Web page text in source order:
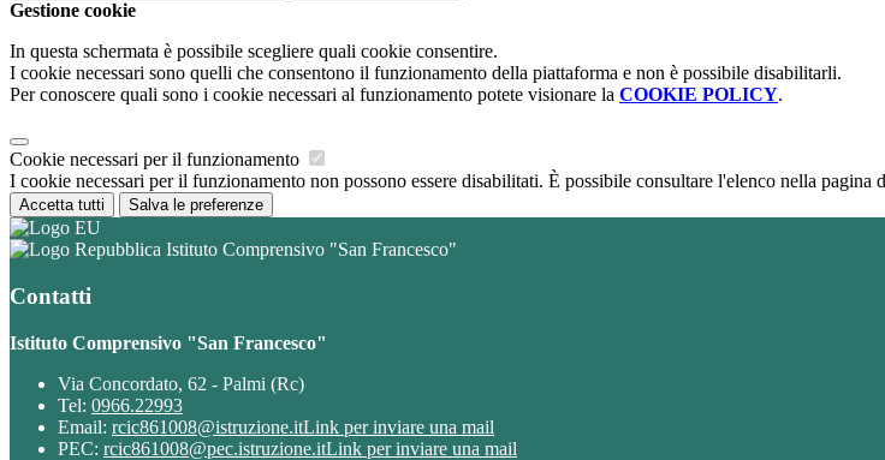
Gestione cookie
In questa schermata è possibile scegliere quali cookie consentire.
I cookie necessari sono quelli che consentono il funzionamento della piattaforma e non è possibile disabilitarli.
Per conoscere quali sono i cookie necessari al funzionamento potete visionare la COOKIE POLICY.
Cookie necessari per il funzionamento
I cookie necessari per il funzionamento non possono essere disabilitati. È possibile consultare l'elenco nella pagina
Accetta tutti Salva le preferenze
Istituto Comprensivo "San Francesco"
Contatti
Istituto Comprensivo "San Francesco"
Via Concordato, 62 - Palmi (Rc)
Tel: 0966.22993
Email: rcic861008@istruzione.itLink per inviare una mail
PEC: rcic861008@pec.istruzione.itLink per inviare una mail